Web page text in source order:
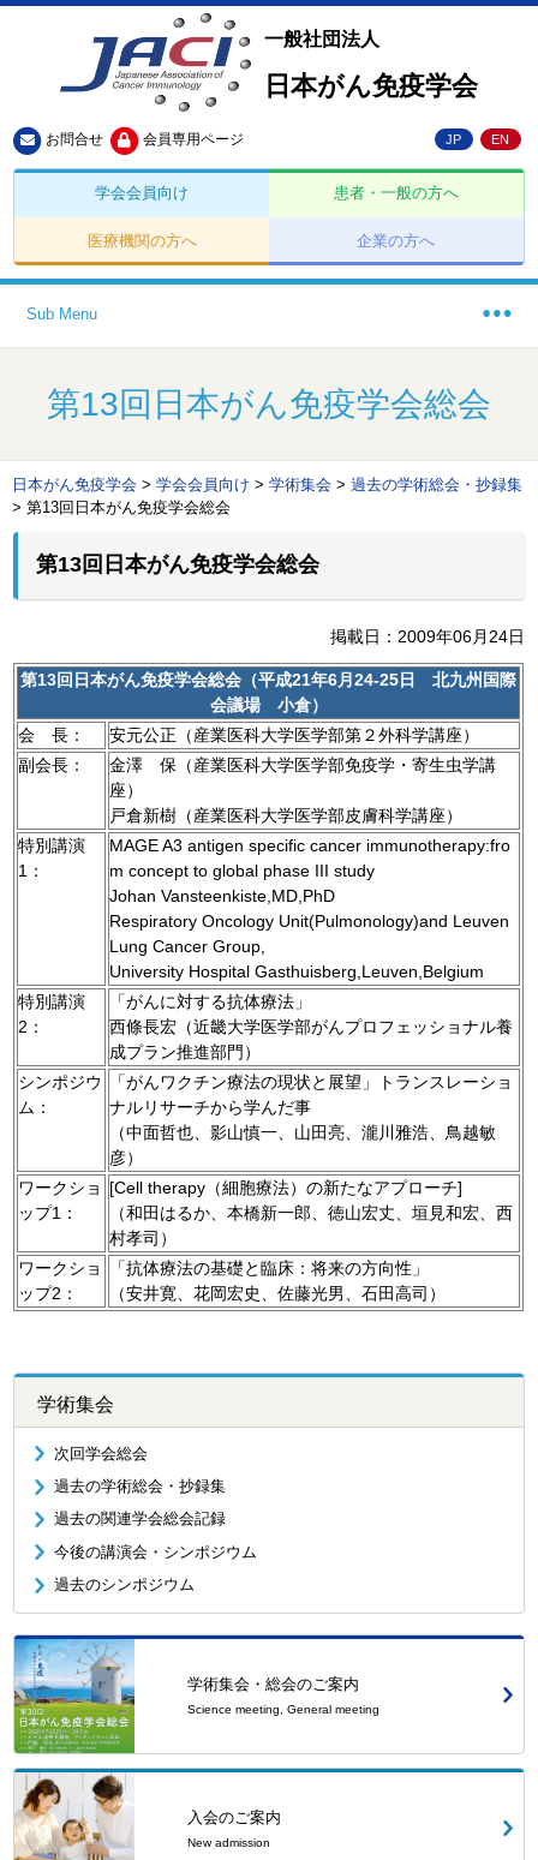
一般社団法人
日本がん免疫学会
お問合せ 会員専用ページ JP EN
学会会員向け 患者・一般の方へ
医療機関の方へ 企業の方へ
Sub Menu
第13回日本がん免疫学会総会
日本がん免疫学会 >学会会員向け >学術集会 >過去の学術総会・抄録集
>第13回日本がん免疫学会総会
第13回日本がん免疫学会総会
掲載日：2009年06月24日
第13回日本がん免疫学会総会（平成21年6月24-25日 北九州国際
会議場 小倉）
会 長：
安元公正（産業医科大学医学部第２外科学講座）
副会長：
金澤 保（産業医科大学医学部免疫学・寄生虫学講
座）
戸倉新樹（産業医科大学医学部皮膚科学講座）
特別講演
1：
MAGE A3 antigen specific cancer immunotherapy:fro
m concept to global phase III study
Johan Vansteenkiste,MD,PhD
Respiratory Oncology Unit(Pulmonology)and Leuven
Lung Cancer Group,
University Hospital Gasthuisberg,Leuven,Belgium
特別講演
2：
「がんに対する抗体療法」
西條長宏（近畿大学医学部がんプロフェッショナル養
成プラン推進部門）
シンポジウ
ム：
「がんワクチン療法の現状と展望」トランスレーショ
ナルリサーチから学んだ事
（中面哲也、影山慎一、山田亮、瀧川雅浩、鳥越敏
彦）
ワークショ
ップ1：
[Cell therapy（細胞療法）の新たなアプローチ]
（和田はるか、本橋新一郎、徳山宏丈、垣見和宏、西
村孝司）
ワークショ
ップ2：
「抗体療法の基礎と臨床：将来の方向性」
（安井寛、花岡宏史、佐藤光男、石田高司）
学術集会
次回学会総会
過去の学術総会・抄録集
過去の関連学会総会記録
今後の講演会・シンポジウム
過去のシンポジウム
学術集会・総会のご案内
Science meeting, General meeting
入会のご案内
New admission